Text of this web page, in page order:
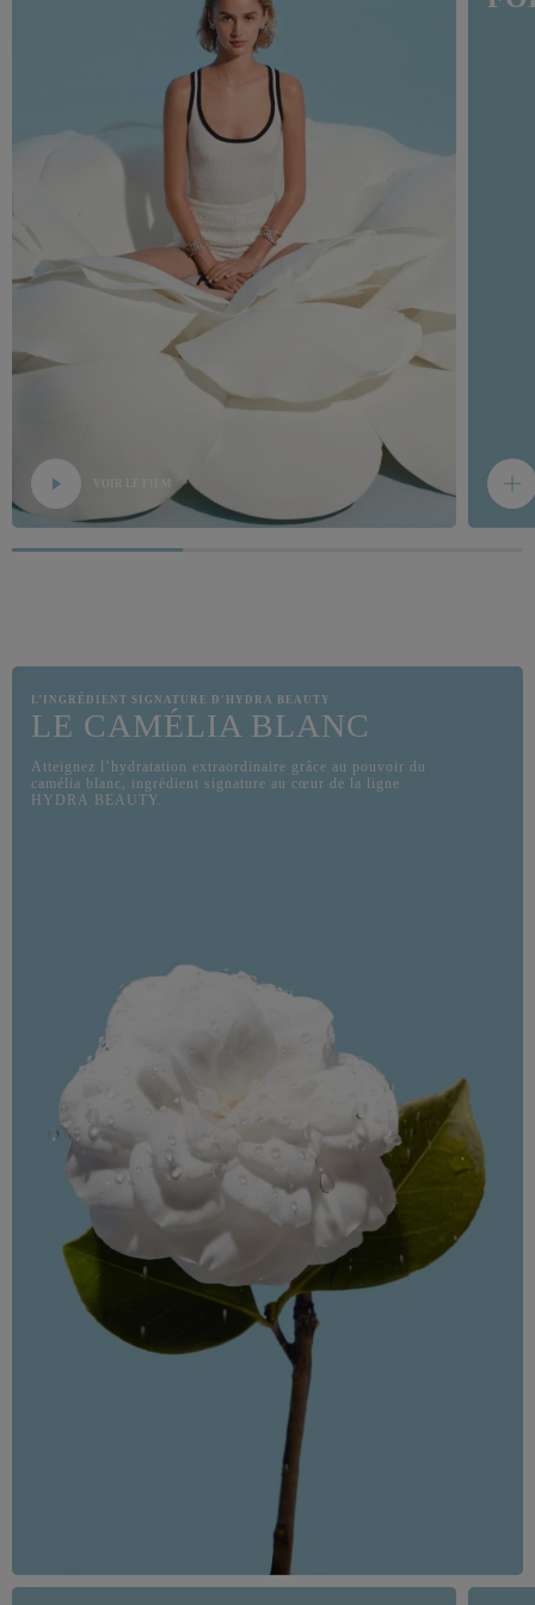
VOIR LE FILM
L’INGRÉDIENT SIGNATURE D'HYDRA BEAUTY
LE CAMÉLIA BLANC
Atteignez l’hydratation extraordinaire grâce au pouvoir du
camélia blanc, ingrédient signature au cœur de la ligne
HYDRA BEAUTY.